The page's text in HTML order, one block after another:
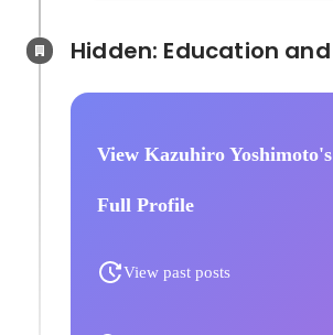
View Kazuhiro Yoshimoto's
Full Profile
View past posts